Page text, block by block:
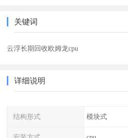
关键词
云浮长期回收欧姆龙cpu
详细说明
结构形式 模块式